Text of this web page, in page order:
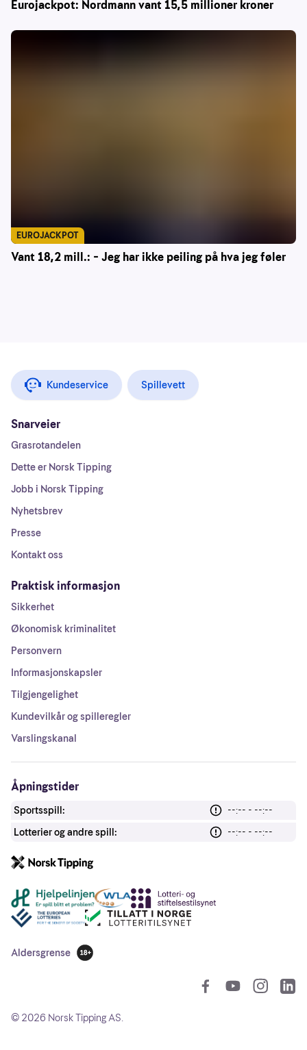
Eurojackpot: Nordmann vant 15,5 millioner kroner
Vant 18,2 mill.: – Jeg har ikke peiling på hva jeg føler
EUROJACKPOT
Kundeservice Spillevett
Snarveier
Grasrotandelen
Dette er Norsk Tipping
Jobb i Norsk Tipping
Nyhetsbrev
Presse
Kontakt oss
Praktisk informasjon
Sikkerhet
Økonomisk kriminalitet
Personvern
Informasjonskapsler
Tilgjengelighet
Kundevilkår og spilleregler
Varslingskanal
Åpningstider
Sportsspill:
--:-- - --:--
Lotterier og andre spill:
--:-- - --:--
Andre lenker
Aldersgrense
18 år
© 2026 Norsk Tipping AS.